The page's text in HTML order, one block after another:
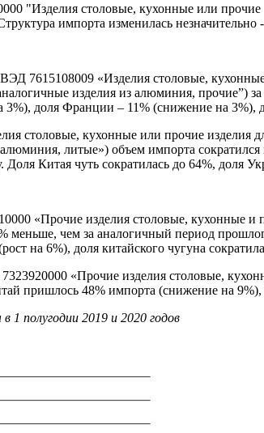
"Изделия столовые, кухонные или
импорта изменилась
7615108009 «Изделия столовые,
изделия из алюминия, прочие”)
3%), доля Франции – 11% (снижение на 3%),
столовые, кухонные или прочие изделия
литые») объем импорта
Китая чуть сократилась до 64%, доля
«Прочие изделия столовые, кухонные и
меньше, чем за аналогичный период
на 6%), доля китайского чугуна
«Прочие изделия столовые,
пришлось 48% импорта (снижение на
1 полугодии 2019 и 2020 годов